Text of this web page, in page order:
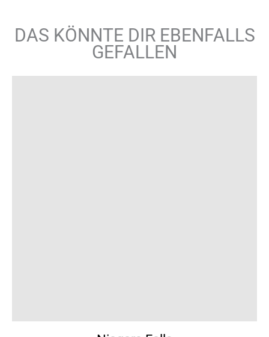
DAS KÖNNTE DIR EBENFALLS
GEFALLEN